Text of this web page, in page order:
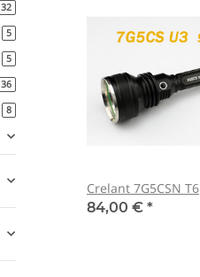
Crelant 7G5CSN T6
84,00 € *
32
5
5
36
8